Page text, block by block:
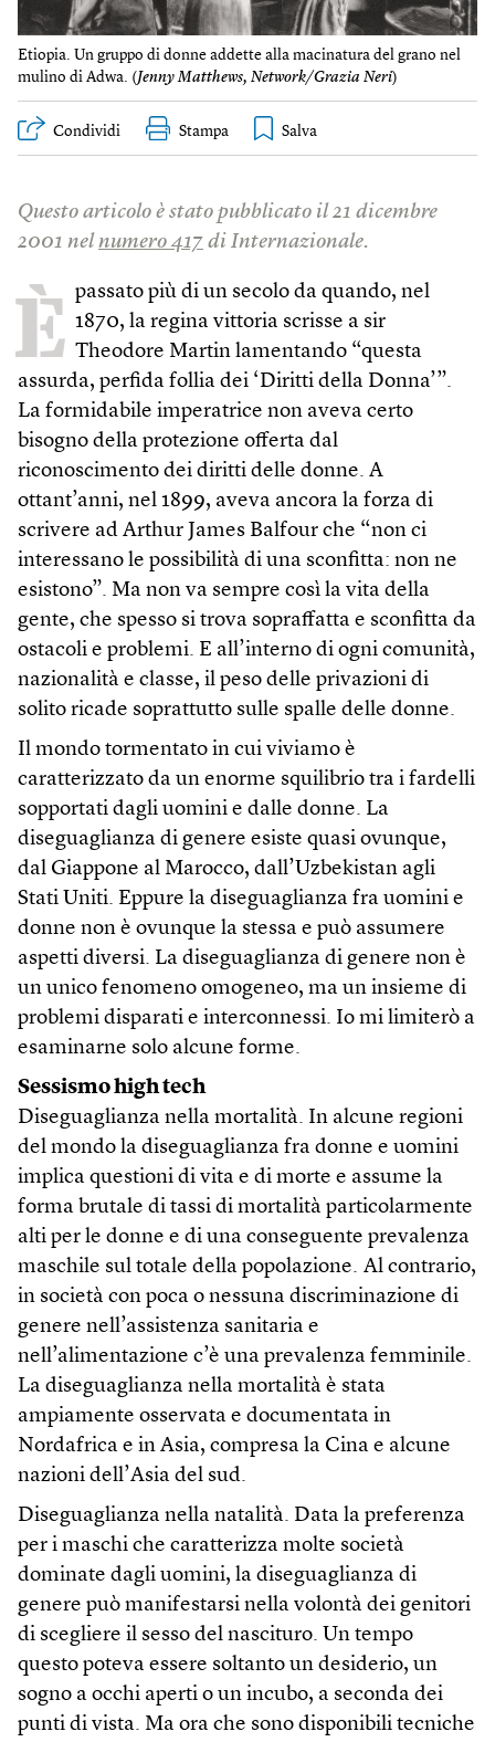
Etiopia. Un gruppo di donne addette alla macinatura del grano nel
mulino di Adwa. (Jenny Matthews, Network/Grazia Neri)
Condividi Stampa
Questo articolo è stato pubblicato il 21 dicembre
2001 nel numero 417 di Internazionale.
È passato più di un secolo da quando, nel
1870, la regina vittoria scrisse a sir
Theodore Martin lamentando “questa
assurda, perfida follia dei ‘Diritti della Donna’”.
La formidabile imperatrice non aveva certo
bisogno della protezione offerta dal
riconoscimento dei diritti delle donne. A
ottant’anni, nel 1899, aveva ancora la forza di
scrivere ad Arthur James Balfour che “non ci
interessano le possibilità di una sconfitta: non ne
esistono”. Ma non va sempre così la vita della
gente, che spesso si trova sopraffatta e sconfitta da
ostacoli e problemi. E all’interno di ogni comunità,
nazionalità e classe, il peso delle privazioni di
solito ricade soprattutto sulle spalle delle donne.
Il mondo tormentato in cui viviamo è
caratterizzato da un enorme squilibrio tra i fardelli
sopportati dagli uomini e dalle donne. La
diseguaglianza di genere esiste quasi ovunque,
dal Giappone al Marocco, dall’Uzbekistan agli
Stati Uniti. Eppure la diseguaglianza fra uomini e
donne non è ovunque la stessa e può assumere
aspetti diversi. La diseguaglianza di genere non è
un unico fenomeno omogeneo, ma un insieme di
problemi disparati e interconnessi. Io mi limiterò a
esaminarne solo alcune forme.
Sessismo high tech
Diseguaglianza nella mortalità. In alcune regioni
del mondo la diseguaglianza fra donne e uomini
implica questioni di vita e di morte e assume la
forma brutale di tassi di mortalità particolarmente
alti per le donne e di una conseguente prevalenza
maschile sul totale della popolazione. Al contrario,
in società con poca o nessuna discriminazione di
genere nell’assistenza sanitaria e
nell’alimentazione c’è una prevalenza femminile.
La diseguaglianza nella mortalità è stata
ampiamente osservata e documentata in
Nordafrica e in Asia, compresa la Cina e alcune
nazioni dell’Asia del sud.
Diseguaglianza nella natalità. Data la preferenza
per i maschi che caratterizza molte società
dominate dagli uomini, la diseguaglianza di
genere può manifestarsi nella volontà dei genitori
di scegliere il sesso del nascituro. Un tempo
questo poteva essere soltanto un desiderio, un
sogno a occhi aperti o un incubo, a seconda dei
punti di vista. Ma ora che sono disponibili tecniche